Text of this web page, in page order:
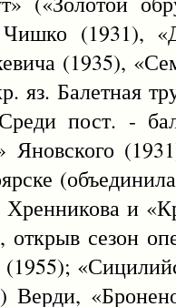
(1931),
(1935),
яз. Балетная
пост. -
Яновского
и
открыв сезон
Верди,